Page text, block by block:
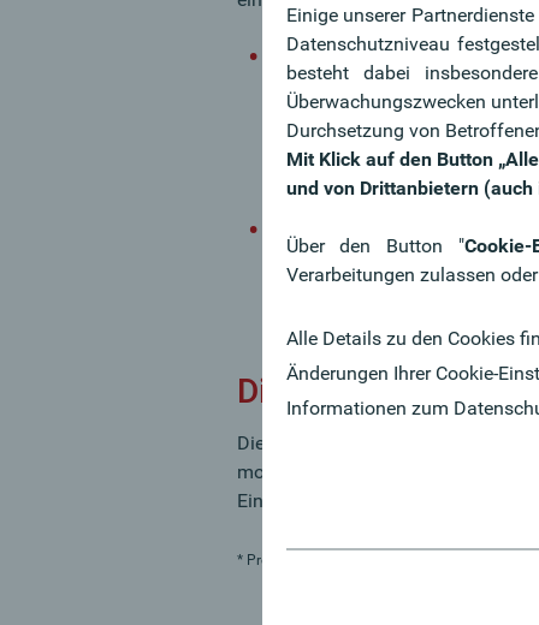
Erwerbsunfähigkeit:
Es ist Ihnen nicht mehr
nachzugehen (max.
Einkommensverlusten, oft
Betreuung.
Berufsunfähigkeit:
Sie sind zwar
ausgeübten Beruf nicht
Die private
Die Leistungen einer private
monatlichen Rentenzahlungen
Einkommensverluste abzusichern
* Produkte der Generali Versicherung AG,
Einige unserer
Datenschutzniveau
besteht dabei
Überwachungszwecken
Durchsetzung von
Mit Klick auf den Button
und von Drittanbietern
Über den Button "Cookie-
Verarbeitungen zulassen
Alle Details zu den Cookies
Änderungen Ihrer Cookie-
Informationen zum